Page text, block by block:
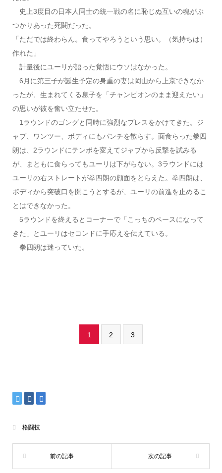
史上3度目の日本人同士の統一戦の名に恥じぬ互いの魂がぶ
つかりあった死闘だった。
「ただでは終わらん。食ってやろうという思い。（気持ちは）
作れた」
計量後にユーリが語った覚悟にウソはなかった。
6月に第三子が誕生予定の身重の妻は岡山から上京できなか
ったが、生まれてくる息子を「チャンピオンのまま迎えたい」
の思いが彼を奮い立たせた。
1ラウンドのゴングと同時に強烈なプレスをかけてきた。ジ
ャブ、ワンツー、ボディにもパンチを散らす。面食らった拳四
朗は、2ラウンドにテンポを変えてジャブから反撃を試みる
が、まともに食らってもユーリは下がらない。3ラウンドには
ユーリの右ストレートが拳四朗の顔面をとらえた。拳四朗は、
ボディから突破口を開こうとするが、ユーリの前進を止めるこ
とはできなかった。
5ラウンドを終えるとコーナーで「こっちのペースになって
きた」とユーリはセコンドに手応えを伝えている。
拳四朗は迷っていた。
1 2 3
格闘技